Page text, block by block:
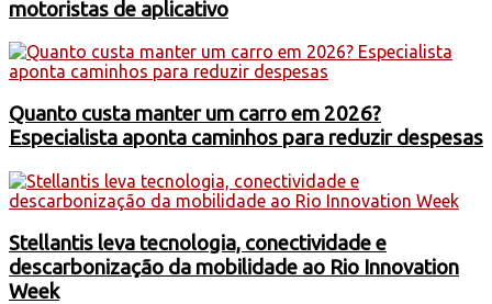
motoristas de aplicativo
Quanto custa manter um carro em 2026?
Especialista aponta caminhos para reduzir despesas
Stellantis leva tecnologia, conectividade e
descarbonização da mobilidade ao Rio Innovation
Week